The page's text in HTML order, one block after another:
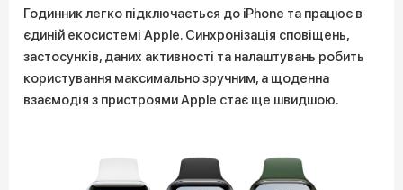
Годинник легко підключається до iPhone та працює в
єдиній екосистемі Apple. Синхронізація сповіщень,
застосунків, даних активності та налаштувань робить
користування максимально зручним, а щоденна
взаємодія з пристроями Apple стає ще швидшою.